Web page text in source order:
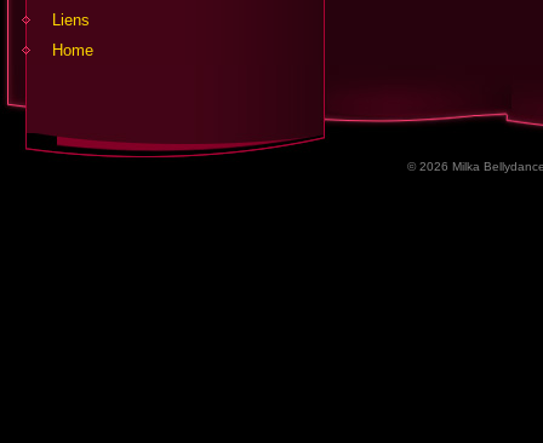
Liens
Home
© 2026 Milka